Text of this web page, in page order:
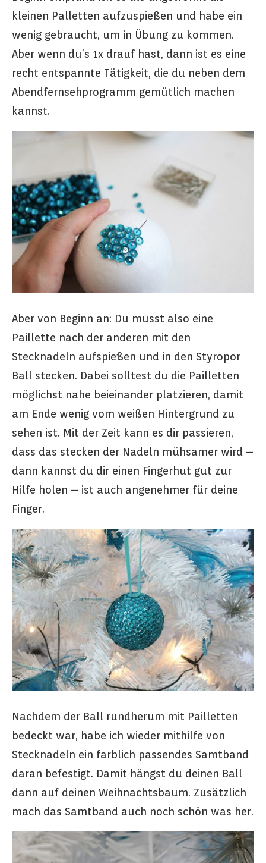
kleinen Palletten aufzuspießen und habe ein
wenig gebraucht, um in Übung zu kommen.
Aber wenn du’s 1x drauf hast, dann ist es eine
recht entspannte Tätigkeit, die du neben dem
Abendfernsehprogramm gemütlich machen
kannst.
Aber von Beginn an: Du musst also eine
Paillette nach der anderen mit den
Stecknadeln aufspießen und in den Styropor
Ball stecken. Dabei solltest du die Pailletten
möglichst nahe beieinander platzieren, damit
am Ende wenig vom weißen Hintergrund zu
sehen ist. Mit der Zeit kann es dir passieren,
dass das stecken der Nadeln mühsamer wird –
dann kannst du dir einen Fingerhut gut zur
Hilfe holen – ist auch angenehmer für deine
Finger.
Nachdem der Ball rundherum mit Pailletten
bedeckt war, habe ich wieder mithilfe von
Stecknadeln ein farblich passendes Samtband
daran befestigt. Damit hängst du deinen Ball
dann auf deinen Weihnachtsbaum. Zusätzlich
mach das Samtband auch noch schön was her.